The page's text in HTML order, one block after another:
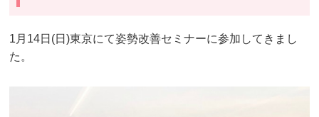
1月14日(日)東京にて姿勢改善セミナーに参加してきまし
た。